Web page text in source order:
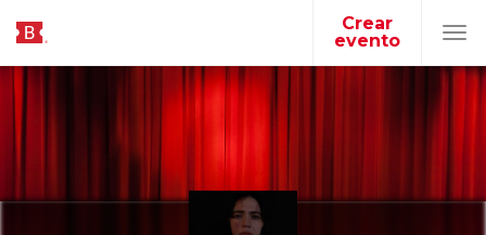
Crear
evento